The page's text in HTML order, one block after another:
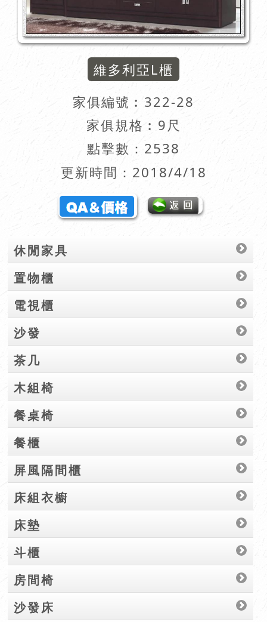
維多利亞L櫃
家俱編號︰ 322-28
家俱規格︰9尺
點擊數：2538
更新時間：2018/4/18
休閒家具
置物櫃
電視櫃
沙發
茶几
木組椅
餐桌椅
餐櫃
屏風隔間櫃
床組衣櫥
床墊
斗櫃
房間椅
沙發床